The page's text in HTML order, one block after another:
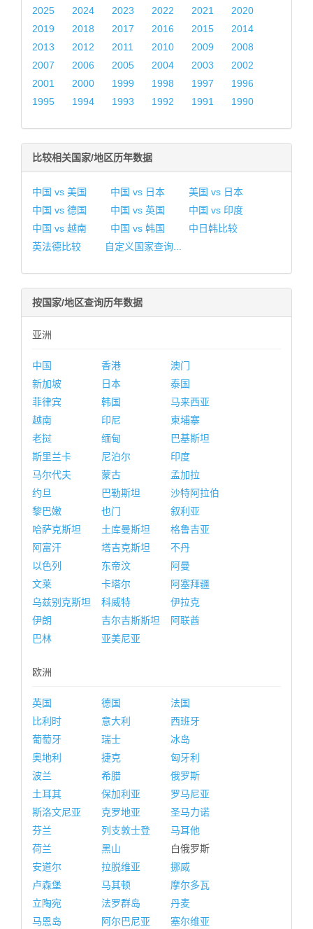
2025 2024 2023 2022 2021
2020
2019
2018 2017 2016 2015
2014
2013
2012 2011 2010 2009
2008
2007
2006 2005 2004 2003
2002
2001
2000 1999 1998 1997
1996
1995
1994 1993 1992 1991 1990
比较相关国家/地区历年数据
中国 vs 美国 中国 vs 日本
美国 vs 日本
中国 vs 德国
中国 vs 英国
中国 vs 印度
中国 vs 越南
中国 vs 韩国
中日韩比较
英法德比较
自定义国家查询...
按国家/地区查询历年数据
亚洲
中国 香港
澳门
新加坡
日本
泰国
菲律宾
韩国
马来西亚
越南
印尼
柬埔寨
老挝
缅甸
巴基斯坦
斯里兰卡
尼泊尔
印度
马尔代夫
蒙古
孟加拉
约旦
巴勒斯坦
沙特阿拉伯
黎巴嫩
也门
叙利亚
哈萨克斯坦
土库曼斯坦
格鲁吉亚
阿富汗
塔吉克斯坦
不丹
以色列
东帝汶
阿曼
文莱
卡塔尔
阿塞拜疆
乌兹别克斯坦
科威特
伊拉克
伊朗
吉尔吉斯斯坦
阿联酋
巴林
亚美尼亚
欧洲
英国 德国
法国
比利时
意大利
西班牙
葡萄牙
瑞士
冰岛
奥地利
捷克
匈牙利
波兰
希腊
俄罗斯
土耳其
保加利亚
罗马尼亚
斯洛文尼亚
克罗地亚
圣马力诺
芬兰
列支敦士登
马耳他
荷兰
黑山
白俄罗斯
安道尔
拉脱维亚
挪威
卢森堡
马其顿
摩尔多瓦
立陶宛
法罗群岛
丹麦
马恩岛
阿尔巴尼亚
塞尔维亚